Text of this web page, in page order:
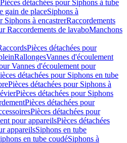
Pièces détachées pour Siphons à tube
gain de placeSiphons à
Siphons à encastrerRaccordements
Raccordements de lavaboManchons
Pièces détachées pour
RallongesVannes d'écoulement
Vannes d'écoulement pour
détachées pour Siphons en tube
Pièces détachées pour Siphons à
Pièces détachées pour Siphons
Pièces détachées pour
Pièces détachées pour
pour appareilsPièces détachées
appareilsSiphons en tube
en tube coudéSiphons à